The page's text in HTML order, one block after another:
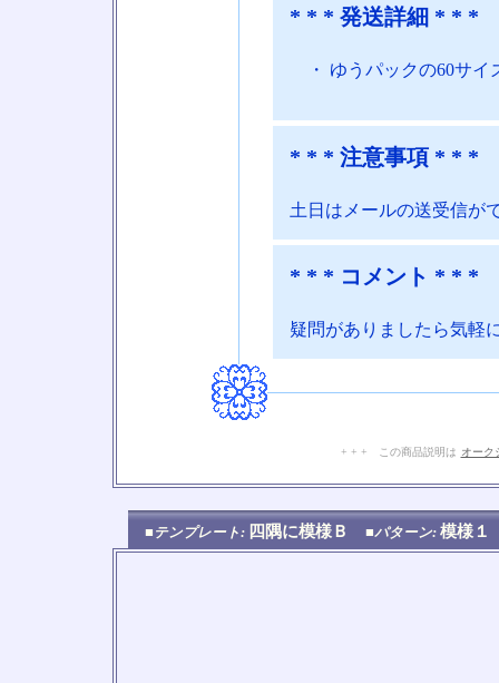
* * * 発送詳細 * * *
・ ゆうパックの60サイ
* * * 注意事項 * * *
土日はメールの送受信が
* * * コメント * * *
疑問がありましたら気軽
+ + + この商品説明は オーク
■テンプレート: 四隅に模様Ｂ ■パターン: 模様